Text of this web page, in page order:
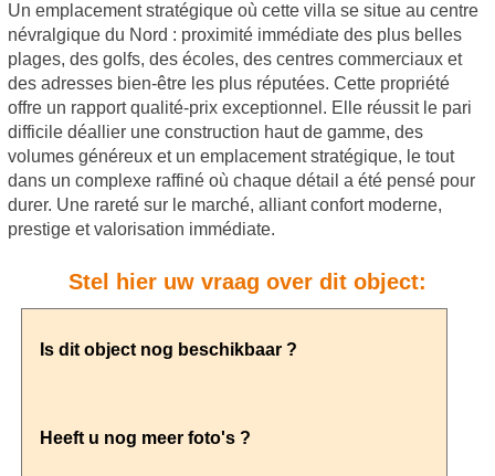
Un emplacement stratégique où cette villa se situe au centre
névralgique du Nord : proximité immédiate des plus belles
plages, des golfs, des écoles, des centres commerciaux et
des adresses bien-être les plus réputées. Cette propriété
offre un rapport qualité-prix exceptionnel. Elle réussit le pari
difficile déallier une construction haut de gamme, des
volumes généreux et un emplacement stratégique, le tout
dans un complexe raffiné où chaque détail a été pensé pour
durer. Une rareté sur le marché, alliant confort moderne,
prestige et valorisation immédiate.
Stel hier uw vraag over dit object: